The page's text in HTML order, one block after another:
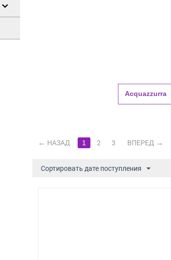
Acquazzurra
НАЗАД 1 2 3 ВПЕРЕД
Сортировать дате поступления